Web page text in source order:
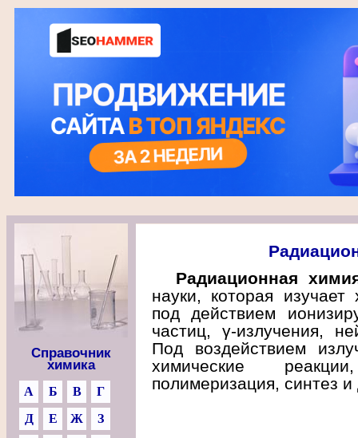
Справочник
химика
А Б В
Г
Д
Е Ж
З
Радиационная
науки, которая
под действием
частиц, γ-излучения,
Под воздействием
химические
полимеризация, синтез и